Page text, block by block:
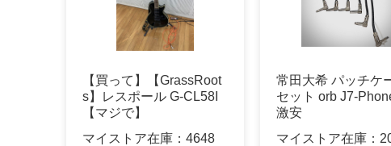
【買って】【GrassRoot
s】レスポール G-CL58I
【マジで】
マイストア在庫： 4648
常田大希 パッチケ
セット orb J7-
激安
マイストア在庫：